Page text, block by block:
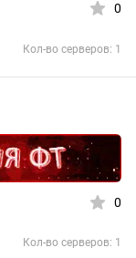
0
Кол-во серверов: 1
0
Кол-во серверов: 1